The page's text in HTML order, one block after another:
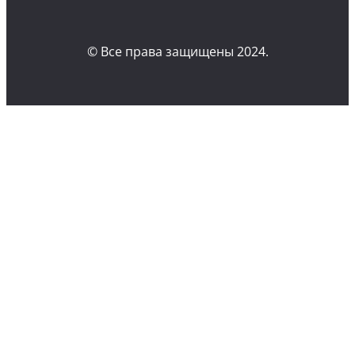
© Все права защищены 2024.